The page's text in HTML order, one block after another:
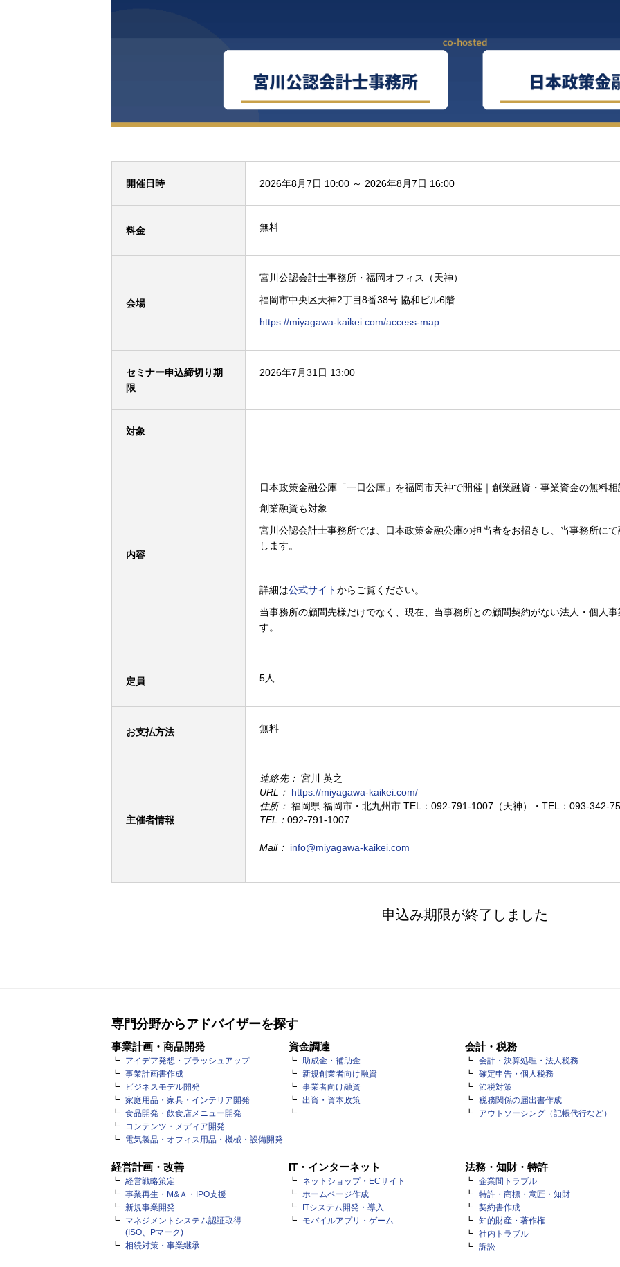
開催日時 2026年8月7日 10:00 ～ 2026年8月7日 16:00
料金 無料
会場
宮川公認会計士事務所・福岡オフィス（天神）
福岡市中央区天神2丁目8番38号 協和ビル6階
https://miyagawa-kaikei.com/access-map
セミナー申込締切り期
限
2026年7月31日 13:00
対象
内容
日本政策金融公庫「一日公庫」を福岡市天神で開催｜創業融資・事業資金の無料相
創業融資も対象
宮川公認会計士事務所では、日本政策金融公庫の担当者をお招きし、当事務所にて
します。
詳細は公式サイトからご覧ください。
当事務所の顧問先様だけでなく、 現在、 当事務所との顧問契約がない法人・個人
す。
定員 5人
お支払方法 無料
主催者情報
連絡先： 宮川 英之
URL： https://miyagawa-kaikei.com/
住所： 福岡県 福岡市・北九州市 TEL：092-791-1007（天神）・TEL：093-342-
TEL： 092-791-1007
Mail： info@miyagawa-kaikei.com
申込み期限が終了しました
専門分野からアドバイザーを探す
事業計画・商品開発
アイデア発想・ブラッシュアップ
事業計画書作成
ビジネスモデル開発
家庭用品・家具・インテリア開発
食品開発・飲食店メニュー開発
コンテンツ・メディア開発
電気製品・オフィス用品・機械・設備開発
資金調達
助成金・補助金
新規創業者向け融資
事業者向け融資
出資・資本政策
会計・税務
会計・決算処理・法人税務
確定申告・個人税務
節税対策
税務関係の届出書作成
アウトソーシング（記帳代行など）
経営計画・改善
経営戦略策定
事業再生・M&Ａ・IPO支援
新規事業開発
マネジメントシステム認証取得
(ISO、Pマーク)
相続対策・事業継承
IT・インターネット
ネットショップ・ECサイト
ホームページ作成
ITシステム開発・導入
モバイルアプリ・ゲーム
法務・知財・特許
企業間トラブル
特許・商標・意匠・知財
契約書作成
知的財産・著作権
社内トラブル
訴訟